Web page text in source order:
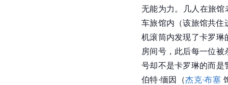
无能为力。几人在旅馆
车旅馆内（该旅馆共住
机滚筒内发现了卡罗琳
房间号，此后每一位
号却不是卡罗琳的而是
伯特·缅因（杰克·布塞